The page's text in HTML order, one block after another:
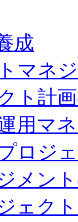
成
マネ
ト計
用マ
ロジ
メン
ェク